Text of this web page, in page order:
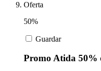
Oferta
50%
Guardar
Promo Atida 50%